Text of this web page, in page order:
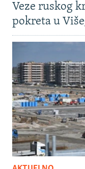
Veze ruskog
pokreta u